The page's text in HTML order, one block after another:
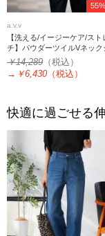
a.v.v
【洗える/イージーケア/スト
チ】パウダーツイルVネック
ット
￥14,289 （税込）
→ ￥6,430 （税込）
快適に過ごせる